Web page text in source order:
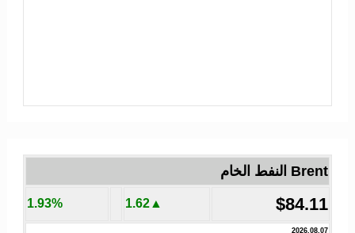
Brent النفط الخام
$84.11
▲1.62
1.93%
2026.08.07